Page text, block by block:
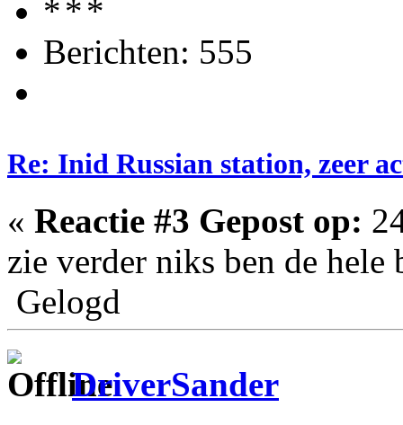
Berichten: 555
Re: Inid Russian station, zeer
« Reactie #3 Gepost op:
zie verder niks ben de hele
Gelogd
DriverSander